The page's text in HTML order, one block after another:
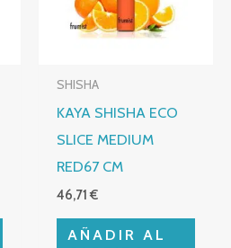
SHISHA
KAYA SHISHA ECO
SLICE MEDIUM
RED67 CM
46,71€
AÑADIR AL